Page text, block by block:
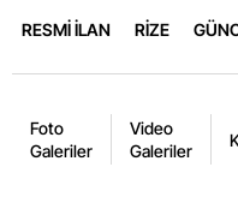
RESMİ İLAN RİZE
Foto
Galeriler
Video
Galeriler